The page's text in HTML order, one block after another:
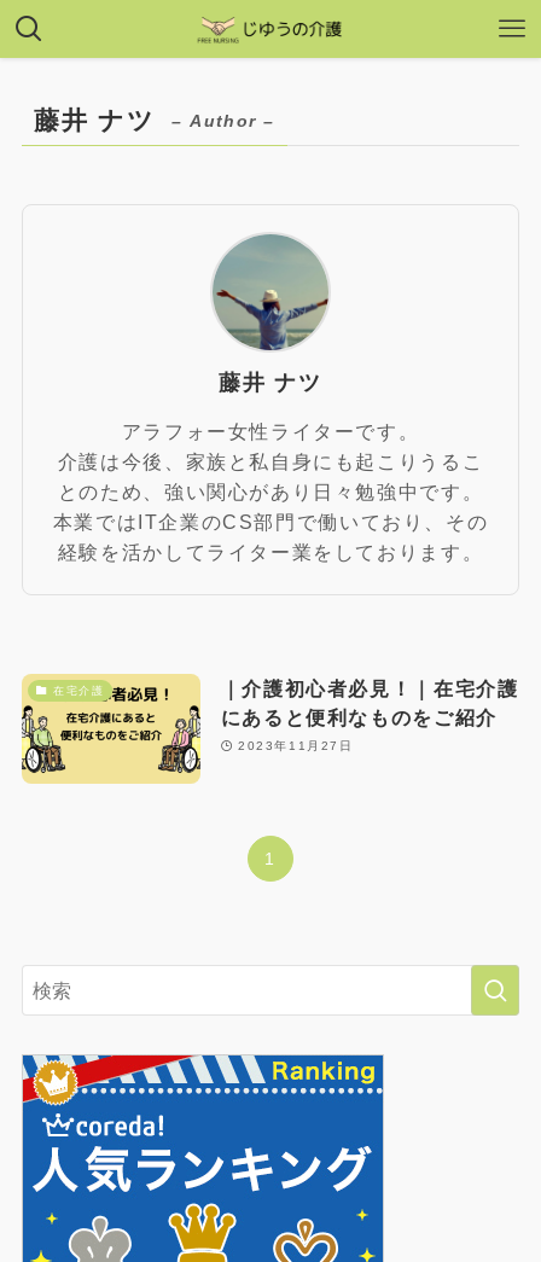
藤井 ナツ – Author –
藤井 ナツ
アラフォー女性ライターです。
介護は今後、家族と私自身にも起こりうるこ
とのため、強い関心があり日々勉強中です。
本業ではIT企業のCS部門で働いており、その
経験を活かしてライター業をしております。
在宅介護
｜介護初心者必見！｜在宅介護
にあると便利なものをご紹介
2023年11月27日
1